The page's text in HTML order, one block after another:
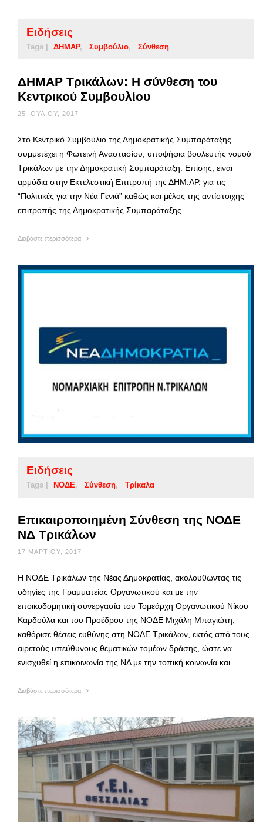
Ειδήσεις
Tags | ΔΗΜΑΡ Συμβούλιο Σύνθεση
ΔΗΜΑΡ Τρικάλων: Η σύνθεση του
Κεντρικού Συμβουλίου
25 ΙΟΥΛΊΟΥ, 2017
Στο Κεντρικό Συμβούλιο της Δημοκρατικής Συμπαράταξης
συμμετέχει η Φωτεινή Αναστασίου, υποψήφια βουλευτής νομού
Τρικάλων με την Δημοκρατική Συμπαράταξη. Επίσης, είναι
αρμόδια στην Εκτελεστική Επιτροπή της ΔΗΜ.ΑΡ. για τις
“Πολιτικές για την Νέα Γενιά” καθώς και μέλος της αντίστοιχης
επιτροπής της Δημοκρατικής Συμπαράταξης.
Διαβάστε περισσότερα
Ειδήσεις
Tags | ΝΟΔΕ Σύνθεση Τρίκαλα
Επικαιροποιημένη Σύνθεση της ΝΟΔΕ
ΝΔ Τρικάλων
17 ΜΑΡΤΊΟΥ, 2017
Η ΝΟΔΕ Τρικάλων της Νέας Δημοκρατίας, ακολουθώντας τις
οδηγίες της Γραμματείας Οργανωτικού και με την
εποικοδομητική συνεργασία του Τομεάρχη Οργανωτικού Νίκου
Καρδούλα και του Προέδρου της ΝΟΔΕ Μιχάλη Μπαγιώτη,
καθόρισε θέσεις ευθύνης στη ΝΟΔΕ Τρικάλων, εκτός από τους
αιρετούς υπεύθυνους θεματικών τομέων δράσης, ώστε να
ενισχυθεί η επικοινωνία της ΝΔ με την τοπική κοινωνία και …
Διαβάστε περισσότερα